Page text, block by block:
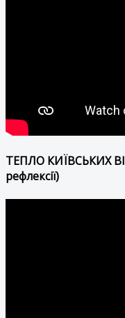
ТЕПЛО КИЇВСЬКИХ
рефлексії)